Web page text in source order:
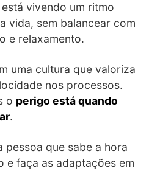
vivendo um ritmo
vida, sem balancear com
e relaxamento.
uma cultura que valoriza
nos processos.
o perigo está quando
.
pessoa que sabe a hora
e faça as adaptações em